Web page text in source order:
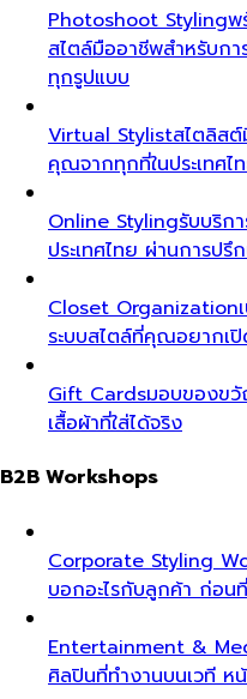
Photoshoot Stylingพ
สไตล์มืออาชีพสำหรับก
ทุกรูปแบบ
Virtual Stylistสไตลิส
คุณจากทุกที่ในประเทศ
Online Stylingรับบริก
ประเทศไทย ผ่านการปรึ
Closet Organization
ระบบสไตล์ที่คุณอยากเปิ
Gift Cardsมอบของขวั
เสื้อผ้าที่ใส่ได้จริง
B2B Workshops
Corporate Styling
บอกอะไรกับลูกค้า ก่อนที่
Entertainment &
ศิลปินที่ทำงานบนเวที ห